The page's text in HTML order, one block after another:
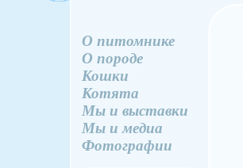
О питомнике
О породе
Кошки
Котята
Мы и выставки
Мы и медиа
Фотографии